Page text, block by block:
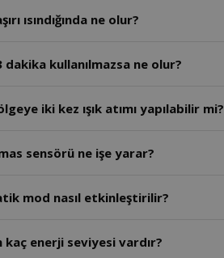
ısındığında ne olur?
dakika kullanılmazsa ne olur?
iki kez ışık atımı yapılabilir mi?
sensörü ne işe yarar?
mod nasıl etkinleştirilir?
kaç enerji seviyesi vardır?